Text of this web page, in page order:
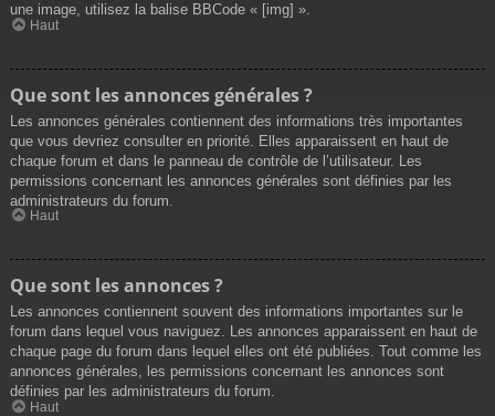
une image, utilisez la balise BBCode « [img] ».
Haut
Que sont les annonces générales ?
Les annonces générales contiennent des informations très importantes
que vous devriez consulter en priorité. Elles apparaissent en haut de
chaque forum et dans le panneau de contrôle de l’utilisateur. Les
permissions concernant les annonces générales sont définies par les
administrateurs du forum.
Haut
Que sont les annonces ?
Les annonces contiennent souvent des informations importantes sur le
forum dans lequel vous naviguez. Les annonces apparaissent en haut de
chaque page du forum dans lequel elles ont été publiées. Tout comme les
annonces générales, les permissions concernant les annonces sont
définies par les administrateurs du forum.
Haut